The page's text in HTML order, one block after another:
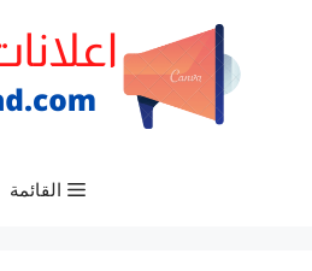
القائمة